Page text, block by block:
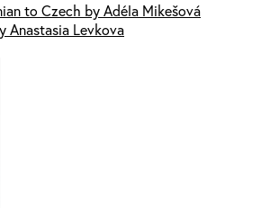
to Czech by Adéla Mikešová
Anastasia Levkova